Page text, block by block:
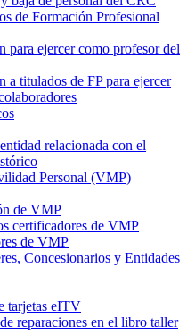
de Formación Profesional
para ejercer como profesor del
a titulados de FP para ejercer
relacionada con el
Personal (VMP)
de VMP
certificadores de VMP
de VMP
Concesionarios y Entidades
tarjetas eITV
reparaciones en el libro taller